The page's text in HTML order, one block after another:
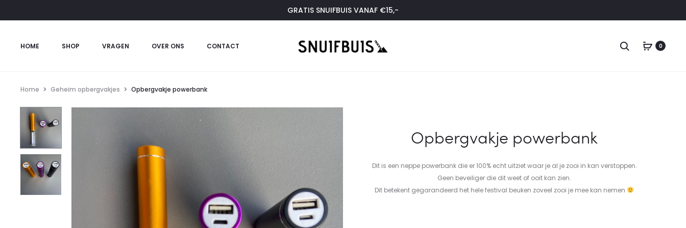
GRATIS SNUIFBUIS VANAF €15,-
HOME SHOP VRAGEN OVER ONS CONTACT 0
Home Geheim opbergvakjes Opbergvakje powerbank
Opbergvakje powerbank
Dit is een neppe powerbank die er 100% echt uitziet waar je al je zooi in kan verstoppen.
Geen beveiliger die dit weet of ooit kan zien.
Dit betekent gegarandeerd het hele festival beuken zoveel zooi je mee kan nemen